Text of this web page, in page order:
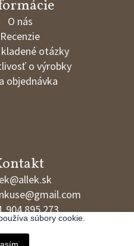
O nás
Recenzie
otázky
o výrobky
objednávka
904 895 273
súbory cookie.